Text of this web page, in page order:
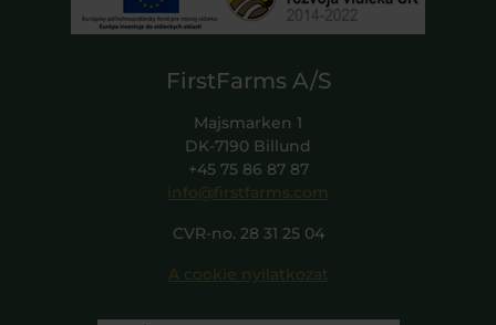
FirstFarms A/S
Majsmarken 1
DK-7190 Billund
+45 75 86 87 87
info@firstfarms.com
CVR-no. 28 31 25 04
A cookie nyilatkozat